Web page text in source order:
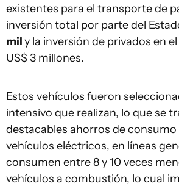
existentes para el transporte de
inversión total por parte del
mily la inversión de privados en
US$ 3 millones.
Estos vehículos fueron
intensivo que realizan, lo que se
destacables ahorros de consumo
vehículos eléctricos, en líneas
consumen entre 8 y 10 veces
vehículos a combustión, lo cual